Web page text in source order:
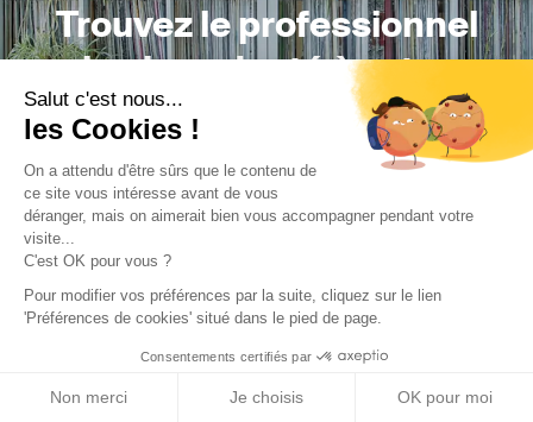
Salut c'est nous...
les Cookies !
On a attendu d'être sûrs que le contenu de
ce site vous intéresse avant de vous
déranger, mais on aimerait bien vous accompagner pendant votre
visite...
C'est OK pour vous ?
Pour modifier vos préférences par la suite, cliquez sur le lien
'Préférences de cookies' situé dans le pied de page.
Consentements certifiés par
Non merci Je choisis OK pour moi
Trouvez le professionnel
le plus adapté à votre
Trouver mon Concepteur